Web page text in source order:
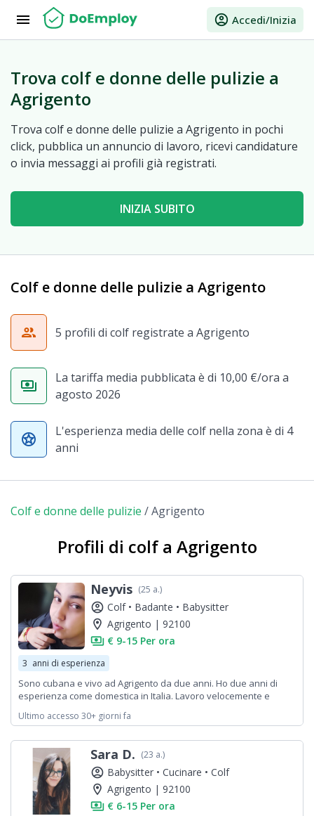
menu account_circle Accedi/Inizia
Trova colf e donne delle pulizie a
Agrigento
Trova colf e donne delle pulizie a Agrigento in pochi
click, pubblica un annuncio di lavoro, ricevi candidature
o invia messaggi ai profili già registrati.
INIZIA SUBITO
Colf e donne delle pulizie a Agrigento
group 5 profili di colf registrate a Agrigento
payments
La tariffa media pubblicata è di 10,00 €/ora a
agosto 2026
stars
L'esperienza media delle colf nella zona è di 4
anni
Colf e donne delle pulizie /Agrigento
Profili di colf a Agrigento
Neyvis (25 a.)
account_circle Colf • Badante • Babysitter
location_on Agrigento | 92100
payments € 9-15 Per ora
3 anni di esperienza
Sono cubana e vivo ad Agrigento da due anni. Ho due anni di
esperienza come domestica in Italia. Lavoro velocemente e
Ultimo accesso 30+ giorni fa
Sara D. (23 a.)
account_circle Babysitter • Cucinare • Colf
location_on Agrigento | 92100
payments € 6-15 Per ora